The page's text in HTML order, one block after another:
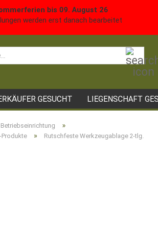
bis 09. August 26
werden erst danach bearbeitet
GESUCHT LIEGENSCHAFT
»
» Rutschfeste Werkzeugablage 2-tlg.